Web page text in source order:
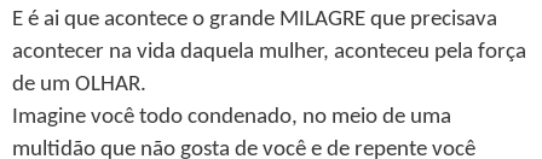
E é ai que acontece o grande MILAGRE que precisava
acontecer na vida daquela mulher, aconteceu pela força
de um OLHAR.
Imagine você todo condenado, no meio de uma
multidão que não gosta de você e de repente você